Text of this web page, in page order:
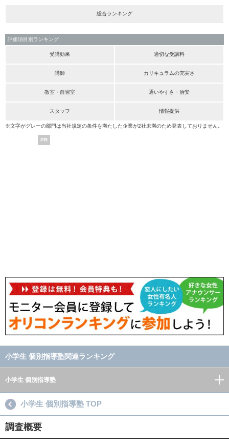
総合ランキング
評価項目別ランキング
受講効果 適切な受講料
講師 カリキュラムの充実さ
教室・自習室 通いやすさ・治安
スタッフ 情報提供
※文字がグレーの部門は当社規定の条件を満たした企業が2社未満のため発表しておりません。
PR
小学生 個別指導塾関連ランキング
小学生 個別指導塾
小学生 個別指導塾 TOP
調査概要